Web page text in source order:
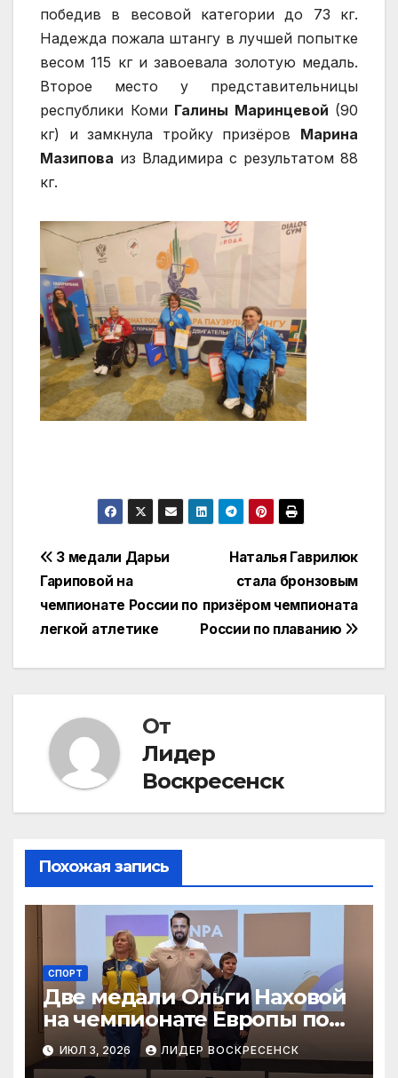
победив в весовой категории до 73 кг.
Надежда пожала штангу в лучшей попытке
весом 115 кг и завоевала золотую медаль.
Второе место у представительницы
республики Коми Галины Маринцевой (90
кг) и замкнула тройку призёров Марина
Мазипова из Владимира с результатом 88
кг.
Навигация
по
записям
Наталья Гаврилюк
стала бронзовым
призёром чемпионата
России по плаванию
3 медали Дарьи
Гариповой на
чемпионате России по
легкой атлетике
От
Лидер
Воскресенск
Похожая запись
СПОРТ
Две медали Ольги Наховой
на чемпионате Европы по
пауэрлифтингу
ИЮЛ 3, 2026 ЛИДЕР ВОСКРЕСЕНСК